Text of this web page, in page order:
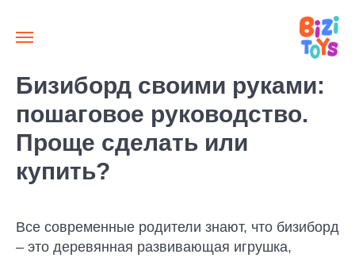
Бизиборд своими руками:
пошаговое руководство.
Проще сделать или
купить?
Все современные родители знают, что бизиборд
– это деревянная развивающая игрушка,